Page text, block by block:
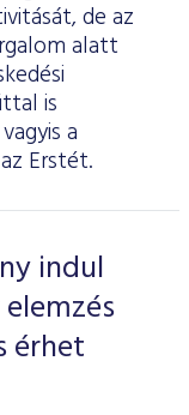
de az
alatt
is
a
Erstét.
indul
érhet